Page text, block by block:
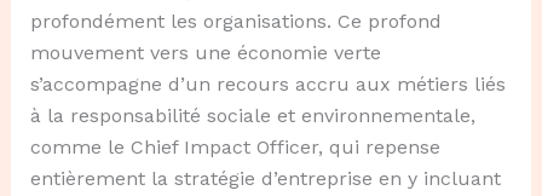
profondément les organisations. Ce profond
mouvement vers une économie verte
s’accompagne d’un recours accru aux métiers liés
à la responsabilité sociale et environnementale,
comme le Chief Impact Officer, qui repense
entièrement la stratégie d’entreprise en y incluant